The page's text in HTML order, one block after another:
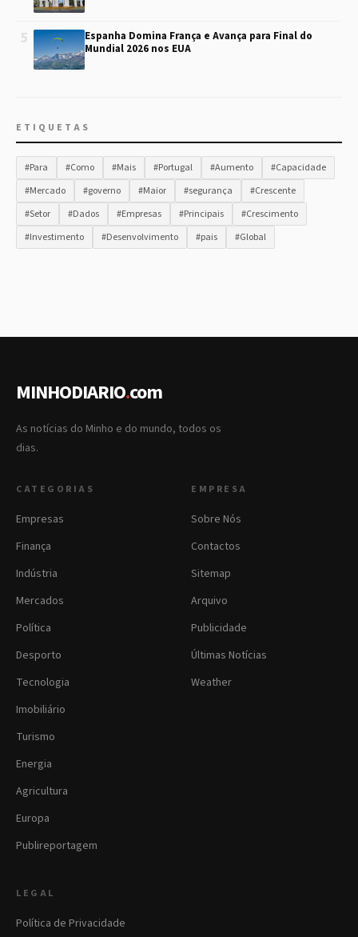
5
Espanha Domina França e Avança para Final do
Mundial 2026 nos EUA
ETIQUETAS
#Para #Como #Mais #Portugal #Aumento
#Capacidade
#Mercado
#governo #Maior #segurança
#Crescente
#Setor
#Dados #Empresas #Principais
#Crescimento
#Investimento
#Desenvolvimento #pais #Global
MINHODIARIO.com
As notícias do Minho e do mundo, todos os
dias.
CATEGORIAS
Empresas
Finança
Indústria
Mercados
Política
Desporto
Tecnologia
Imobiliário
Turismo
Energia
Agricultura
Europa
Publireportagem
EMPRESA
Sobre Nós
Contactos
Sitemap
Arquivo
Publicidade
Últimas Notícias
Weather
LEGAL
Política de Privacidade